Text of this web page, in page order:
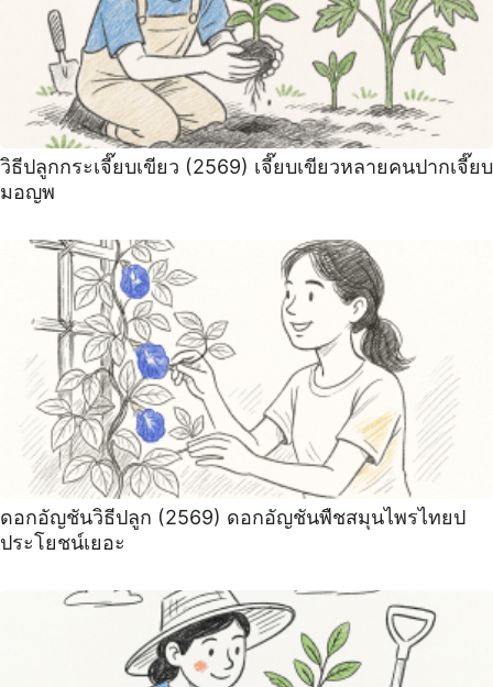
วิธีปลูกกระเจี๊ยบเขียว (2569) เจี๊ยบเขียวหลายคนปากเจี๊ยบ
มอญพ
ดอกอัญชันวิธีปลูก (2569) ดอกอัญชันพืชสมุนไพรไทยป
ประโยชน์เยอะ